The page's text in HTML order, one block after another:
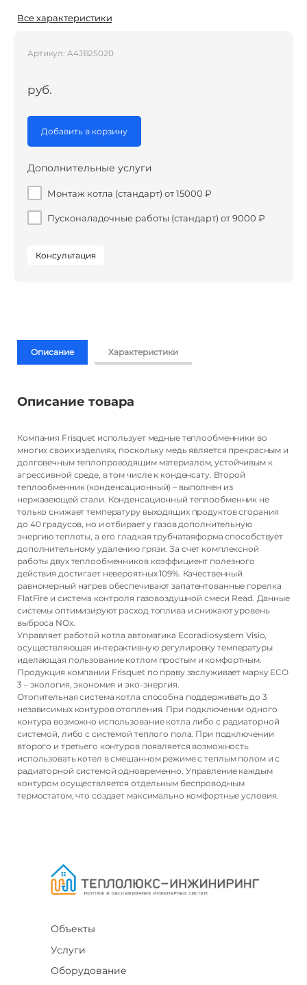
Все характеристики
Артикул: A4JB25020
руб.
Добавить в корзину
Дополнительные услуги
Монтаж котла (стандарт) от 15000 ₽
Пусконаладочные работы (стандарт) от 9000 ₽
Консультация
Описание Характеристики
Описание товара
Компания Frisquet использует медные теплообменники во
многих своих изделиях, поскольку медь является прекрасным и
долговечным теплопроводящим материалом, устойчивым к
агрессивной среде, в том числе к конденсату. Второй
теплообменник (конденсационный) – выполнен из
нержавеющей стали. Конденсационный теплообменник не
только снижает температуру выходящих продуктов сгорания
до 40 градусов, но и отбирает у газов дополнительную
энергию теплоты, а его гладкая трубчатаяформа способствует
дополнительному удалению грязи. За счет комплексной
работы двух теплообменников коэффициент полезного
действия достигает невероятных 109%. Качественный
равномерный нагрев обеспечивают запатентованные горелка
FlatFire и система контроля газовоздушной смеси Read. Данные
системы оптимизируют расход топлива и снижают уровень
выброса NOx.
Управляет работой котла автоматика Ecoradiosystem Visio,
осуществляющая интерактивную регулировку температуры
иделающая пользование котлом простым и комфортным.
Продукция компании Frisquet по праву заслуживает марку ECO
3 – экология, экономия и эко-энергия.
Отопительная система котла способна поддерживать до 3
независимых контуров отопления. При подключении одного
контура возможно использование котла либо с радиаторной
системой, либо с системой теплого пола. При подключении
второго и третьего контуров появляется возможность
использовать котел в смешанном режиме с теплым полом и с
радиаторной системой одновременно. Управление каждым
контуром осуществляется отдельным беспроводным
термостатом, что создает максимально комфортные условия.
Характеристики товара
Напряжение питания
Frisquet
Страна производства
Франция
Топливо
Газ
Мощность
25 кВт
Высота
79.5 см
Объекты
Услуги
Оборудование